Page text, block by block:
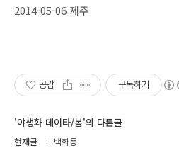
2014-05-06 제주
공감 구독하기
'야생화 데이타/봄'의 다른글
현재글 백화등